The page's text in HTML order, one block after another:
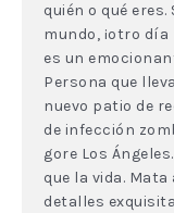
quién o qué
mundo, ¡otro día
es un
Persona que
nuevo patio de
de infección
gore Los
que la vida.
detalles